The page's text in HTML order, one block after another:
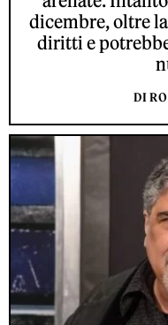
dicembre, oltre
diritti e
DI